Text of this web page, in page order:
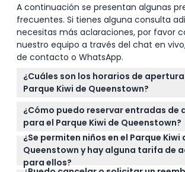
A continuación se presentan algunas
frecuentes. Si tienes alguna consulta
necesitas más aclaraciones, por favor
nuestro equipo a través del chat en
de contacto o WhatsApp.
¿Cuáles son los horarios de
Parque Kiwi de Queenstown?
El Parque Kiwi de Queenstown está
días desde las 9:30 am, con horarios
varían según la temporada: 6:30 pm
(última entrada a las 5:45 pm) y 5:00
invierno (última entrada a las 4:15
cerrado el día de Navidad (sujeto a
¿Cómo puedo reservar entradas de
para el Parque Kiwi de Queenstown?
Puede reservar fácilmente sus
admisión en línea aquí en este sitio
Simplemente elija su fecha y verifique
¿Se permiten niños en el Parque Kiwi
Queenstown y hay alguna tarifa de
para ellos?